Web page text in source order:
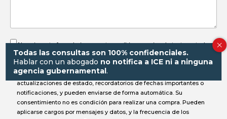
Al enviar este formulario y aceptar recibir mensajes de texto, usted
autoriza aGorayeb & Associates, P.C. a comunicarse con usted por
SMS al número proporcionado. Estos mensajes pueden incluir
información sobre su caso, solicitudes de documentos,
actualizaciones de estado, recordatorios de fechas importantes o
notificaciones, y pueden enviarse de forma automática. Su
consentimiento no es condición para realizar una compra. Pueden
aplicarse cargos por mensajes y datos, y la frecuencia de los
Todas las consultas son 100% confidenciales.
Hablar con un abogado no notifica a ICE ni a ninguna
agencia gubernamental.